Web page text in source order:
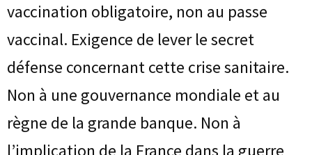
vaccination obligatoire, non au passe
vaccinal. Exigence de lever le secret
défense concernant cette crise sanitaire.
Non à une gouvernance mondiale et au
règne de la grande banque. Non à
l’implication de la France dans la guerre